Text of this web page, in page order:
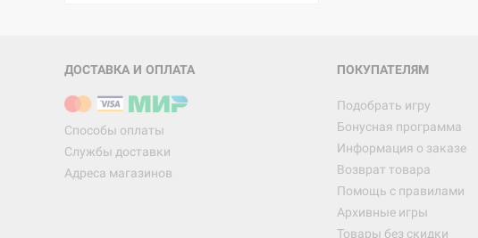
ДОСТАВКА И ОПЛАТА
Способы оплаты
Службы доставки
Адреса магазинов
ПОКУПАТЕЛЯМ
Подобрать игру
Бонусная программа
Информация о заказе
Возврат товара
Помощь с правилами
Архивные игры
Товары без скидки